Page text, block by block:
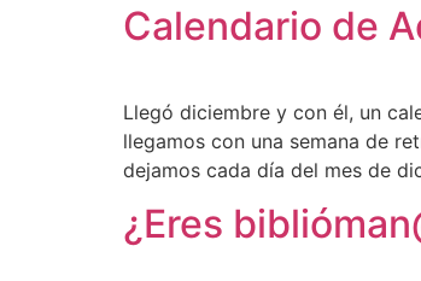
Calendario de
Llegó diciembre y con él, un
llegamos con una semana de
dejamos cada día del mes de
¿Eres